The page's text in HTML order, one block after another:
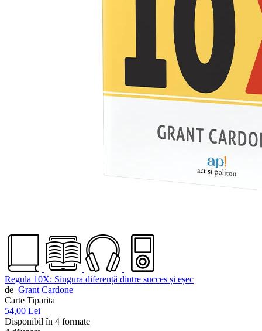
Regula 10X: Singura diferență dintre succes și eșec
de Grant Cardone
Carte Tiparita
54,00 Lei
Disponibil în 4 formate